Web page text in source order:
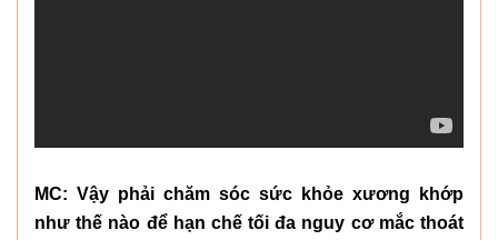
MC: Vậy phải chăm sóc sức khỏe xương khớp
như thế nào để hạn chế tối đa nguy cơ mắc thoát